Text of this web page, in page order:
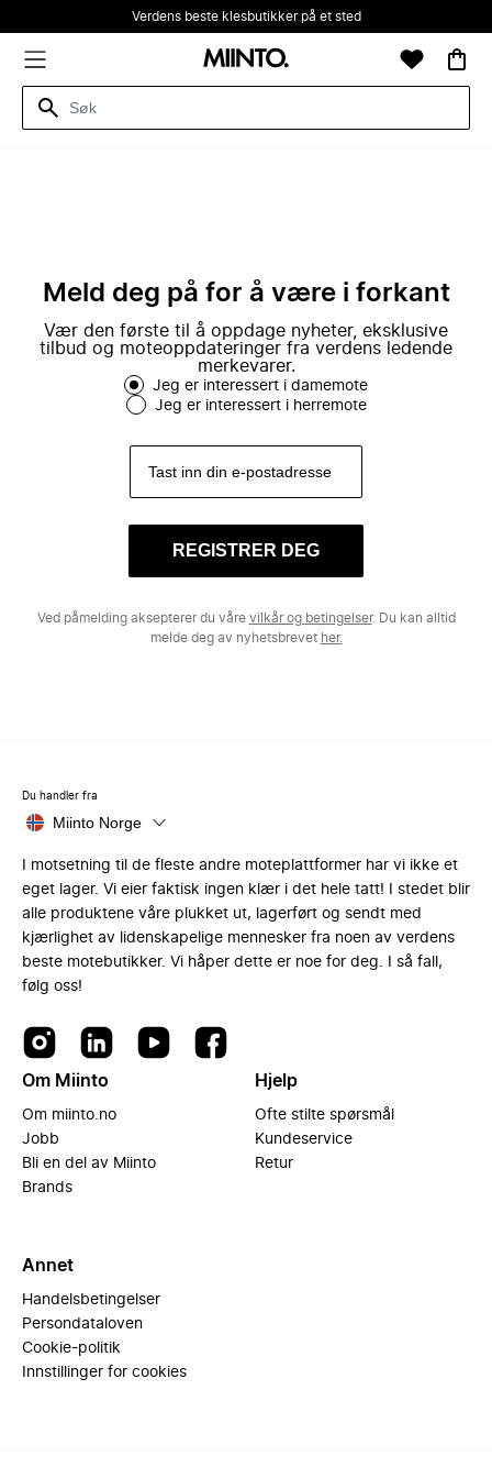
Verdens beste klesbutikker på et sted
Meld deg på for å være i forkant
Vær den første til å oppdage nyheter, eksklusive
tilbud og moteoppdateringer fra verdens ledende
merkevarer.
Jeg er interessert i damemote
Jeg er interessert i herremote
REGISTRER DEG
Ved påmelding aksepterer du våre vilkår og betingelser. Du kan alltid
melde deg av nyhetsbrevet her.
Du handler fra
Miinto Norge
I motsetning til de fleste andre moteplattformer har vi ikke et
eget lager. Vi eier faktisk ingen klær i det hele tatt! I stedet blir
alle produktene våre plukket ut, lagerført og sendt med
kjærlighet av lidenskapelige mennesker fra noen av verdens
beste motebutikker. Vi håper dette er noe for deg. I så fall,
følg oss!
Om Miinto
Om miinto.no
Jobb
Bli en del av Miinto
Brands
Hjelp
Ofte stilte spørsmål
Kundeservice
Retur
Annet
Handelsbetingelser
Persondataloven
Cookie-politik
Innstillinger for cookies